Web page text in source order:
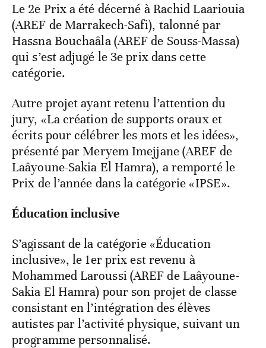
Le 2e Prix a été décerné à Rachid Laariouia
(AREF de Marrakech-Safi), talonné par
Hassna Bouchaâla (AREF de Souss-Massa)
qui s’est adjugé le 3e prix dans cette
catégorie.
Autre projet ayant retenu l’attention du
jury, «La création de supports oraux et
écrits pour célébrer les mots et les idées»,
présenté par Meryem Imejjane (AREF de
Laâyoune-Sakia El Hamra), a remporté le
Prix de l’année dans la catégorie «IPSE».
Éducation inclusive
S’agissant de la catégorie «Éducation
inclusive», le 1er prix est revenu à
Mohammed Laroussi (AREF de Laâyoune-
Sakia El Hamra) pour son projet de classe
consistant en l’intégration des élèves
autistes par l’activité physique, suivant un
programme personnalisé.